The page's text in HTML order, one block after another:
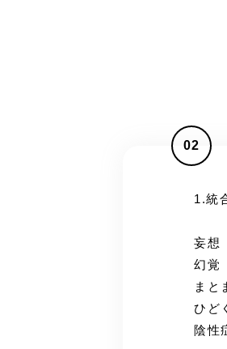
02
1.統
妄想
幻覚
まと
ひど
陰性